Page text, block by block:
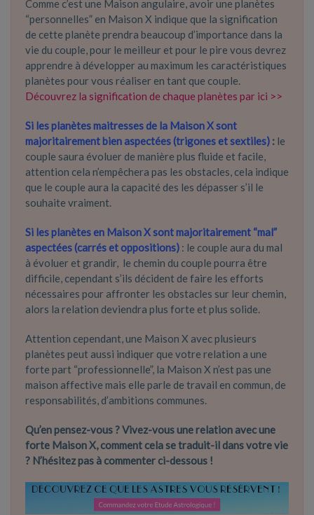
Comme c’est une Maison angulaire, avoir une planètes
“personnelles” en Maison X indique que la signification
de cette planète prendra beaucoup d’importance dans la
vie du couple, pour le meilleur et pour le pire vous devrez
apprendre à développer au maximum les caractéristiques
planètes pour vous réaliser en tant que couple.
Découvrez la signification de chaque planètes par ici >>
Si les planètes maitresses de la Maison X sont
majoritairement bien aspectées (trigones et sextiles) : le
couple saura évoluer de manière plus fluide et facile,
attention cela n’empêchera pas les obstacles, cela indique
que le couple aura la capacité des les dépasser s’il le
souhaite vraiment.
Si les planètes en Maison X sont majoritairement “mal”
aspectées (carrés et oppositions) : le couple aura du mal
à évoluer et grandir, le chemin du couple pourra être
difficile, cependant s’ils décident de faire les efforts
nécessaires pour affronter les obstacles sur leur chemin,
alors la relation deviendra plus forte et plus solide.
Attention cependant, une Maison X avec plusieurs
planètes peut aussi indiquer que votre relation a une
forte part “professionnelle”, la Maison X n’est pas une
maison affective mais elle parle de travail en commun, de
responsabilités, d’ambitions communes.
Qu’en pensez-vous ? Vivez-vous une relation avec une
forte Maison X, comment cela se traduit-il dans votre vie
? N’hésitez pas à commenter ci-dessous !